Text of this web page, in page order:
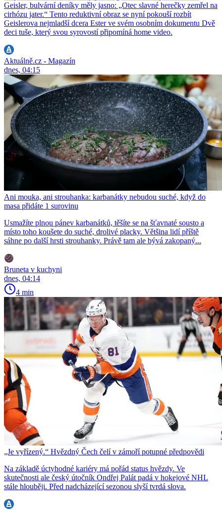
Geisler, bulvární deníky měly jasno: „Otec slavné herečky zemřel na
cirhózu jater.“ Tento reduktivní obraz se nyní pokouší rozbít
Geislerova nejmladší dcera Ester ve svém osobním dokumentu Dvě
deci tuše, který svou syrovostí připomíná home video.
Aktuálně.cz - Magazín
dnes, 04:15
Ani mouka, ani strouhanka: karbanátky nebudou suché, když do
masa přidáte 1 surovinu
Usmažíte plnou pánev karbanátků, těšíte se na šťavnaté sousto a
místo toho koušete do suché, drolivé placky. Většina lidí příště
sáhne po další hrsti strouhanky. Právě tam ale bývá zakopaný...
Bruneta v kuchyni
dnes, 04:14
4 min
„Je vyřízený.“ Hvězdný Čech čelí v zámoří potupné předpovědi
Na základě úctyhodné kariéry má pořád status hvězdy. Ve
skutečnosti ale český útočník Ondřej Palát padá v hokejové NHL
stále hlouběji. Před nadcházející sezonou slyší tvrdá slova.